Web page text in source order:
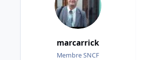
marcarrick
Membre SNCF